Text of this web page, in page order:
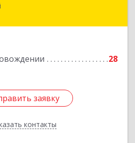
28
заявку
контакты
обл, Каменск-Шахтинский г,
заявку
Назад